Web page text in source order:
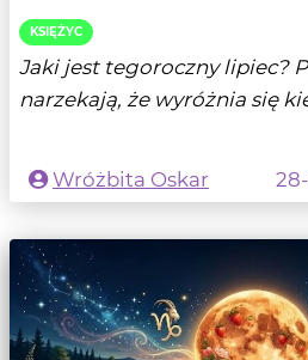
KSIĘŻYC
Jaki jest tegoroczny lipiec?
narzekają, że wyróżnia się
Wróżbita Oskar